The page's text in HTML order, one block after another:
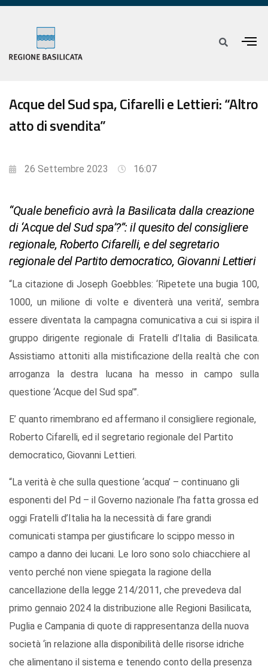
Acque del Sud spa, Cifarelli e Lettieri: “Altro
atto di svendita”
26 Settembre 2023 16:07
“Quale beneficio avrà la Basilicata dalla creazione
di ‘Acque del Sud spa’?”: il quesito del consigliere
regionale, Roberto Cifarelli, e del segretario
regionale del Partito democratico, Giovanni Lettieri
“La citazione di Joseph Goebbles: ‘Ripetete una bugia 100,
1000, un milione di volte e diventerà una verità’, sembra
essere diventata la campagna comunicativa a cui si ispira il
gruppo dirigente regionale di Fratelli d’Italia di Basilicata.
Assistiamo attoniti alla mistificazione della realtà che con
arroganza la destra lucana ha messo in campo sulla
questione ‘Acque del Sud spa’”.
E’ quanto rimembrano ed affermano il consigliere regionale,
Roberto Cifarelli, ed il segretario regionale del Partito
democratico, Giovanni Lettieri.
“La verità è che sulla questione ‘acqua’ – continuano gli
esponenti del Pd – il Governo nazionale l’ha fatta grossa ed
oggi Fratelli d’Italia ha la necessità di fare grandi
comunicati stampa per giustificare lo scippo messo in
campo a danno dei lucani. Le loro sono solo chiacchiere al
vento perché non viene spiegata la ragione della
cancellazione della legge 214/2011, che prevedeva dal
primo gennaio 2024 la distribuzione alle Regioni Basilicata,
Puglia e Campania di quote di rappresentanza della nuova
società ‘in relazione alla disponibilità delle risorse idriche
che alimentano il sistema e tenendo conto della presenza